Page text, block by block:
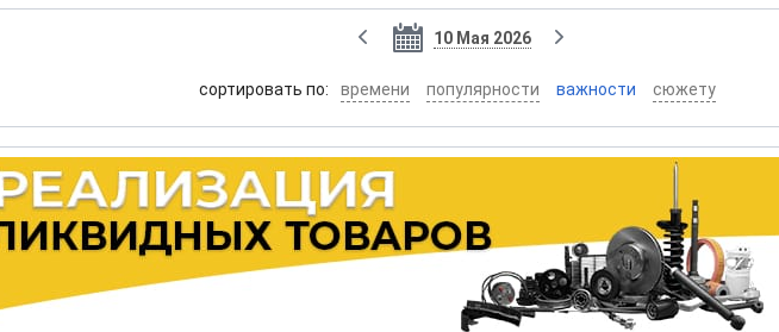
10 Мая 2026
cортировать по: времени популярности важности сюжету